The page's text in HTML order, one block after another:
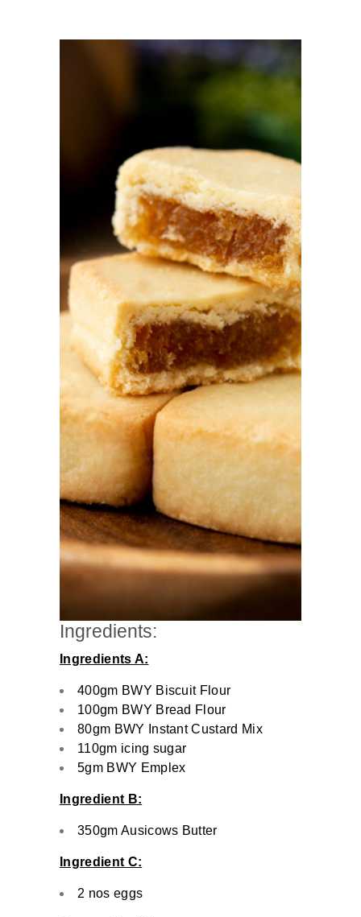
Ingredients:
Ingredients A:
400gm BWY Biscuit Flour
100gm BWY Bread Flour
80gm BWY Instant Custard Mix
110gm icing sugar
5gm BWY Emplex
Ingredient B:
350gm Ausicows Butter
Ingredient C:
2 nos eggs